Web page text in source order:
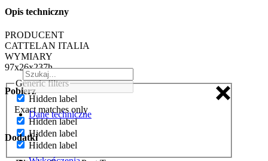
Generic filters
Hidden label
Exact matches only
Hidden label
Hidden label
Hidden label
Opis techniczny
PRODUCENT
CATTELAN ITALIA
WYMIARY
97x26x237h
Pobierz
Dane techniczne
Dodatki